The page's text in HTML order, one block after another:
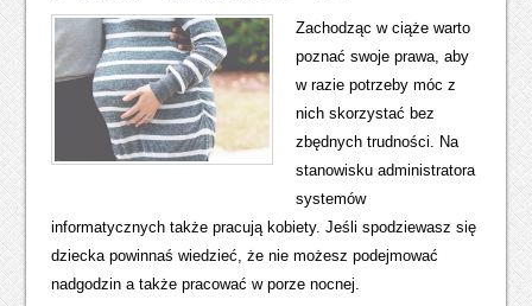
Zachodząc w ciąże warto
poznać swoje prawa, aby
w razie potrzeby móc z
nich skorzystać bez
zbędnych trudności. Na
stanowisku administratora
systemów
informatycznych także pracują kobiety. Jeśli spodziewasz się
dziecka powinnaś wiedzieć, że nie możesz podejmować
nadgodzin a także pracować w porze nocnej.